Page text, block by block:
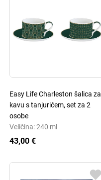
Easy Life Charleston šalica za
kavu s tanjurićem, set za 2
osobe
Veličina: 240 ml
43,00 €